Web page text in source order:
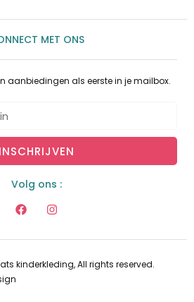
MET ONS
aanbiedingen als eerste in je mailbox.
INSCHRIJVEN
Volg ons :
kinderkleding, All rights reserved.